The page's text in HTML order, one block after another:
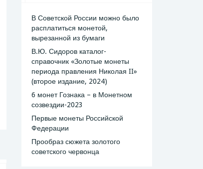
В Советской России можно было
расплатиться монетой,
вырезанной из бумаги
В.Ю. Сидоров каталог-
справочник «Золотые монеты
периода правления Николая II»
(второе издание, 2024)
6 монет Гознака – в Монетном
созвездии-2023
Первые монеты Российской
Федерации
Прообраз сюжета золотого
советского червонца